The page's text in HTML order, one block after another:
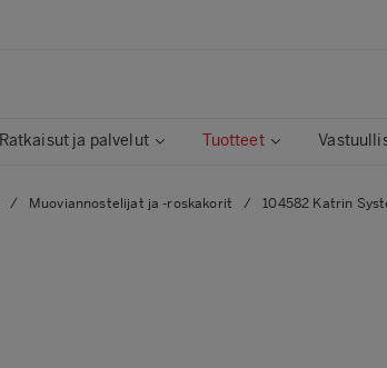
Ratkaisut ja palvelut Tuotteet
/ Muoviannostelijat ja -roskakorit / 104582 Katrin